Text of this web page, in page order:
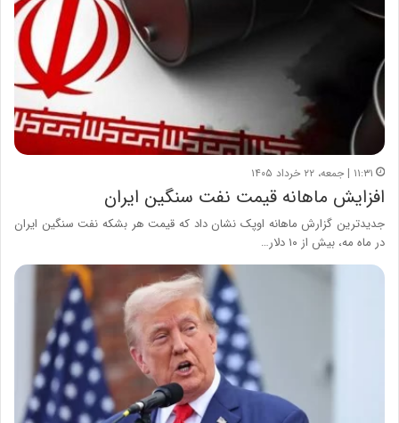
۱۱:۳۱ | جمعه، ۲۲ خرداد ۱۴۰۵
افزایش ماهانه قیمت نفت سنگین ایران
جدیدترین گزارش ماهانه اوپک نشان داد که قیمت هر بشکه نفت سنگین ایران
در ماه مه، بیش از ۱۰ دلار…